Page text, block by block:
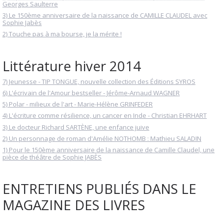
Georges Saulterre
3) Le 150ème anniversaire de la naissance de CAMILLE CLAUDEL avec
Sophie Jabès
2) Touche pas à ma bourse, je la mérite !
Littérature hiver 2014
7) Jeunesse - TIP TONGUE, nouvelle collection des Éditions SYROS
6) L'écrivain de l'Amour bestseller - Jérôme-Arnaud WAGNER
5) Polar - milieux de l'art - Marie-Hélène GRINFEDER
4) L'écriture comme résilience, un cancer en Inde - Christian EHRHART
3) Le docteur Richard SARTÈNE, une enfance juive
2) Un personnage de roman d'Amélie NOTHOMB : Mathieu SALADIN
1) Pour le 150ème anniversaire de la naissance de Camille Claudel, une
pièce de théâtre de Sophie JABÈS
ENTRETIENS PUBLIÉS DANS LE
MAGAZINE DES LIVRES